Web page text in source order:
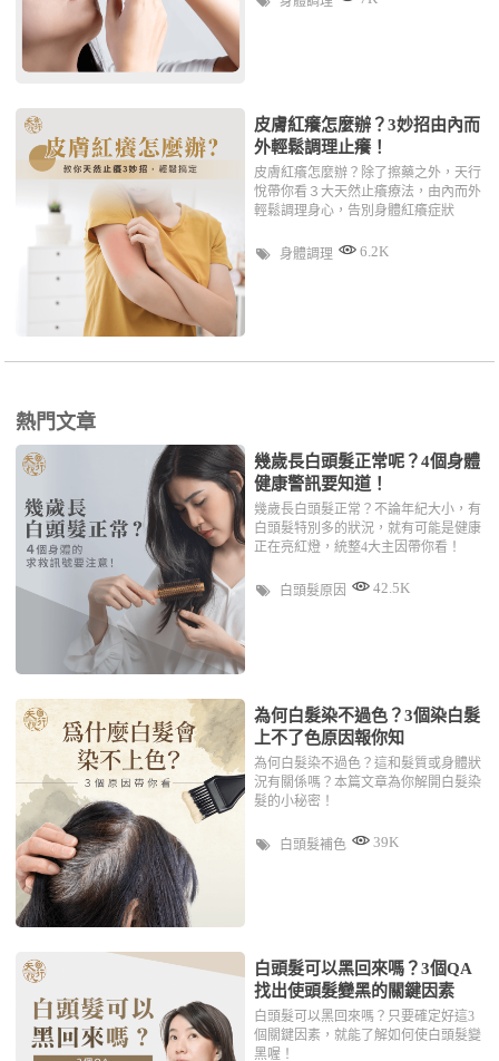
皮膚紅癢怎麼辦？3妙招由內而
外輕鬆調理止癢！
皮膚紅癢怎麼辦？除了擦藥之外，天行
悅帶你看３大天然止癢療法，由內而外
輕鬆調理身心，告別身體紅癢症狀
身體調理 6.2K
熱門文章
幾歲長白頭髮正常呢？4個身體
健康警訊要知道！
幾歲長白頭髮正常？不論年紀大小，有
白頭髮特別多的狀況，就有可能是健康
正在亮紅燈，統整4大主因帶你看！
白頭髮原因 42.5K
為何白髮染不過色？3個染白髮
上不了色原因報你知
為何白髮染不過色？這和髮質或身體狀
況有關係嗎？本篇文章為你解開白髮染
髮的小秘密！
白頭髮補色 39K
白頭髮可以黑回來嗎？3個QA
找出使頭髮變黑的關鍵因素
白頭髮可以黑回來嗎？只要確定好這3
個關鍵因素，就能了解如何使白頭髮變
黑喔！